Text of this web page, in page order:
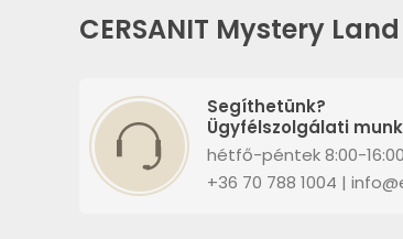
CERSANIT Mystery
Segíthetünk?
Ügyfélszolgálati
hétfő-péntek 8:00-16:00
+36 70 788 1004 |